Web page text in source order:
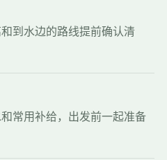
到水边的路线提前确认清
常用补给，出发前一起准备